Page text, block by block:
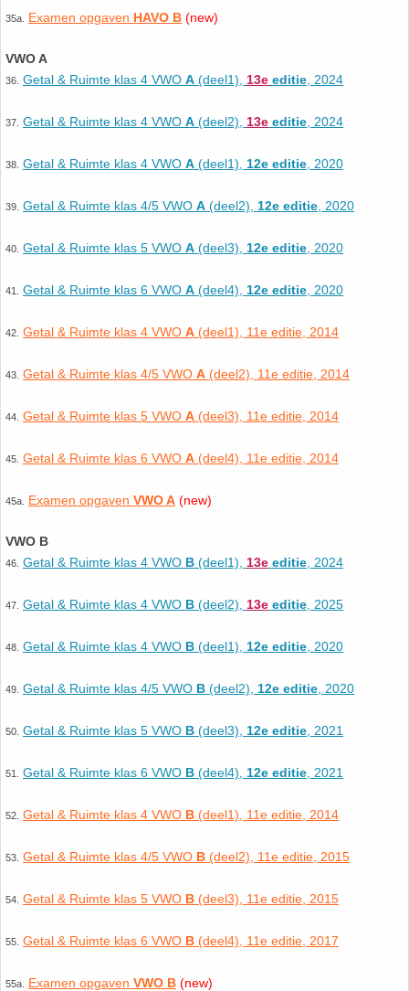
35a. Examen opgaven HAVO B (new)
VWO A
36. Getal & Ruimte klas 4 VWO A (deel1), 13e editie , 2024
37. Getal & Ruimte klas 4 VWO A (deel2), 13e editie , 2024
38. Getal & Ruimte klas 4 VWO A (deel1), 12e editie , 2020
39. Getal & Ruimte klas 4/5 VWO A (deel2), 12e editie , 2020
40. Getal & Ruimte klas 5 VWO A (deel3), 12e editie , 2020
41. Getal & Ruimte klas 6 VWO A (deel4), 12e editie , 2020
42. Getal & Ruimte klas 4 VWO A (deel1), 11e editie, 2014
43. Getal & Ruimte klas 4/5 VWO A (deel2), 11e editie, 2014
44. Getal & Ruimte klas 5 VWO A (deel3), 11e editie, 2014
45. Getal & Ruimte klas 6 VWO A (deel4), 11e editie, 2014
45a. Examen opgaven VWO A (new)
VWO B
46. Getal & Ruimte klas 4 VWO B (deel1), 13e editie , 2024
47. Getal & Ruimte klas 4 VWO B (deel2), 13e editie , 2025
48. Getal & Ruimte klas 4 VWO B (deel1), 12e editie , 2020
49. Getal & Ruimte klas 4/5 VWO B (deel2), 12e editie , 2020
50. Getal & Ruimte klas 5 VWO B (deel3), 12e editie , 2021
51. Getal & Ruimte klas 6 VWO B (deel4), 12e editie , 2021
52. Getal & Ruimte klas 4 VWO B (deel1), 11e editie, 2014
53. Getal & Ruimte klas 4/5 VWO B (deel2), 11e editie, 2015
54. Getal & Ruimte klas 5 VWO B (deel3), 11e editie, 2015
55. Getal & Ruimte klas 6 VWO B (deel4), 11e editie, 2017
55a. Examen opgaven VWO B (new)